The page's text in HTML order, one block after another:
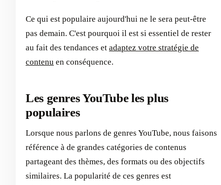
Ce qui est populaire aujourd'hui ne le sera peut-être
pas demain. C'est pourquoi il est si essentiel de rester
au fait des tendances et adaptez votre stratégie de
contenu en conséquence.
Les genres YouTube les plus
populaires
Lorsque nous parlons de genres YouTube, nous faisons
référence à de grandes catégories de contenus
partageant des thèmes, des formats ou des objectifs
similaires. La popularité de ces genres est